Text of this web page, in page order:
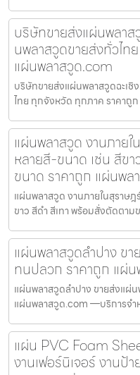
บริษัทขายส่งแผ่นพลาส
นพลาสวูดขายส่งทั่วไท
แผ่นพลาสวูด.com
บริษัทขายส่งแผ่นพลาสวูดฉะเชิ
ไทย ทุกจังหวัด ทุกภาค ราคา
แผ่นพลาสวูด งานภาย
หลายสี-ขนาด เช่น สีข
ขนาด ราคาถูก แผ่นพล
แผ่นพลาสวูด งานภายในสุราษ
ขาว สีดำ สีเทา พร้อมสั่งตัดตา
แผ่นพลาสวูดลำปาง ข
ทนปลวก ราคาถูก แผ่
แผ่นพลาสวูดลำปาง ขายส่งแ
แผ่นพลาสวูด.com —บริการจำ
แผ่น PVC Foam
งานเฟอร์นิเจอร์ งาน